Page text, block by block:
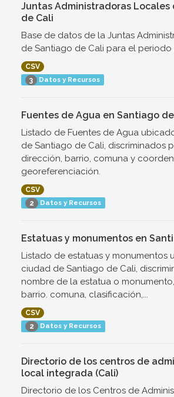
Juntas Administradoras Locales
de Cali
Base de datos de la Juntas
de Santiago de Cali para el periodo
CSV
3 Datos y Recursos
Fuentes de Agua en Santiago
Listado de Fuentes de Agua
de Santiago de Cali, discriminados
dirección, barrio, comuna y
georeferenciación.
CSV
2 Datos y Recursos
Estatuas y monumentos en
Listado de estatuas y monumentos
ciudad de Santiago de Cali,
nombre de la estatua o
barrio. comuna, clasificación,...
CSV
2 Datos y Recursos
Directorio de los centros de
local integrada (Cali)
Directorio de los Centros de